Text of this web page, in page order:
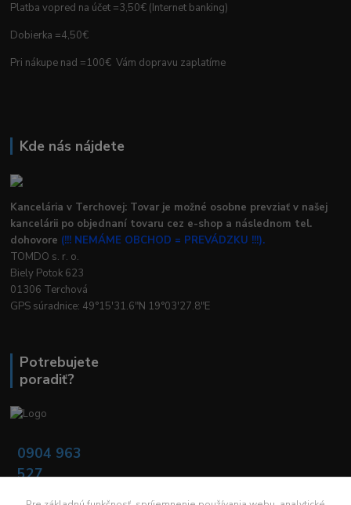
Platba vopred na účet =3,50€ (Internet banking)
Dobierka =4,50€
Pri nákupe nad =100€ Vám dopravu zaplatíme
Kde nás nájdete
Kancelária v Terchovej: Tovar je možné osobne prevziať v našej
kancelárii po objednaní tovaru cez e-shop a následnom tel.
dohovore (!!! NEMÁME OBCHOD = PREVÁDZKU !!!).
TOMDO s. r. o.
Biely Potok 623
01306 Terchová
GPS súradnice: 49°15'31.6"N 19°03'27.8"E
Potrebujete
poradiť?
0904 963
527
16:00